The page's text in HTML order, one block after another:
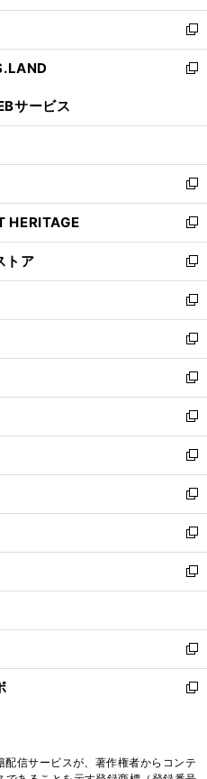
開
く
ウ
で
開
く
ン
ド
ウ
で
ウ
ィ
ン
ド
開
新
し
い
ン
ウ
で
開
く
新
ウ
ン
ド
ウ
で
開
く
サービス
新
し
い
ウ
ィ
ン
ド
ウ
で
開
く
HERITAGE
新
し
い
ウ
ィ
ン
ド
ウ
で
開
く
トア
新
し
い
ウ
ィ
ン
ド
ウ
で
開
く
新
し
い
ウ
ィ
ン
ド
ウ
で
開
く
新
し
い
ウ
ィ
ン
ド
ウ
で
開
く
新
し
い
ウ
ィ
ン
ド
ウ
で
開
く
新
し
い
ウ
ィ
ン
ド
ウ
で
開
新
し
い
ウ
ィ
ン
ド
ウ
開
く
新
し
い
ウ
ィ
ン
ウ
で
開
く
新
し
い
ウ
ン
ド
ウ
で
新
し
ウ
ィ
ン
ド
く
新
し
い
ド
新
ィ
信サービスが、著作権者からコンテ